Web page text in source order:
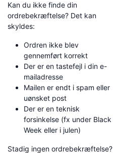
Kan du ikke finde din
ordrebekræftelse? Det kan
skyldes:
Ordren ikke blev
gennemført korrekt
Der er en tastefejl i din e-
mailadresse
Mailen er endt i spam eller
uønsket post
Der er en teknisk
forsinkelse (fx under Black
Week eller i julen)
Stadig ingen ordrebekræftelse?